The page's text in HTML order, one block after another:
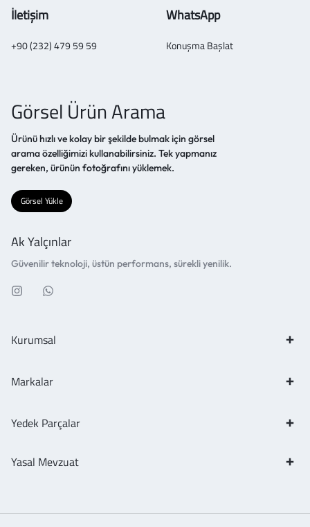
İletişim
+90 (232) 479 59 59
WhatsApp
Konuşma Başlat
Görsel Ürün Arama
Ürünü hızlı ve kolay bir şekilde bulmak için görsel
arama özelliğimizi kullanabilirsiniz. Tek yapmanız
gereken, ürünün fotoğrafını yüklemek.
Görsel Yükle
Ak Yalçınlar
Güvenilir teknoloji, üstün performans, sürekli yenilik.
Kurumsal
Markalar
Yedek Parçalar
Yasal Mevzuat